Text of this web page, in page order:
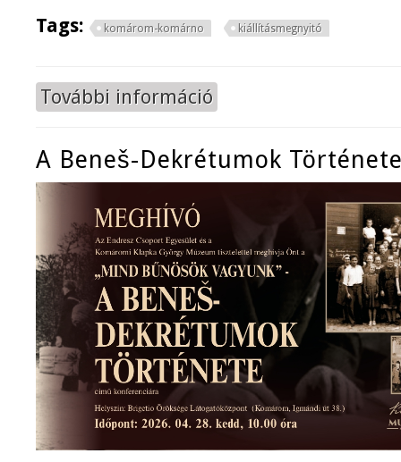
Tags: komárom-komárno kiállításmegnyitó
További információ
A Beneš-Dekrétumok